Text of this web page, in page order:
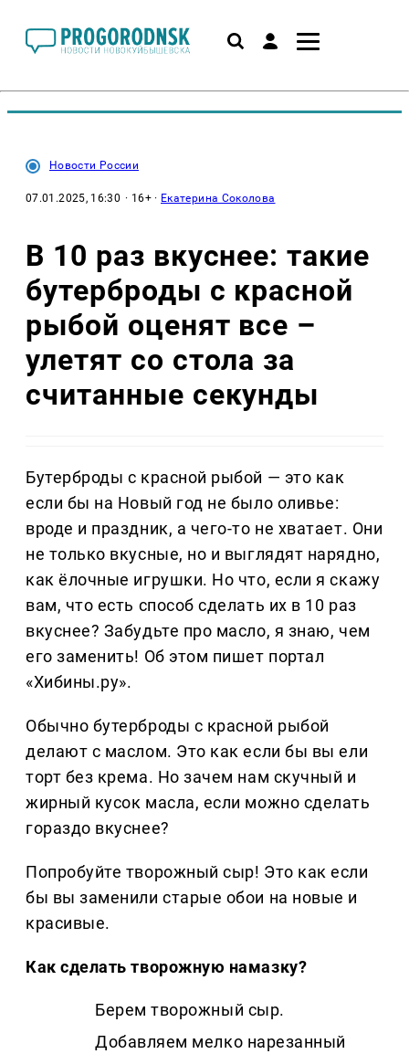
Новости России
07.01.2025, 16:30 · 16+ · Екатерина Соколова
В 10 раз вкуснее: такие
бутерброды с красной
рыбой оценят все –
улетят со стола за
считанные секунды
Бутерброды с красной рыбой — это как
если бы на Новый год не было оливье:
вроде и праздник, а чего-то не хватает. Они
не только вкусные, но и выглядят нарядно,
как ёлочные игрушки. Но что, если я скажу
вам, что есть способ сделать их в 10 раз
вкуснее? Забудьте про масло, я знаю, чем
его заменить! Об этом пишет портал
«Хибины.ру».
Обычно бутерброды с красной рыбой
делают с маслом. Это как если бы вы ели
торт без крема. Но зачем нам скучный и
жирный кусок масла, если можно сделать
гораздо вкуснее?
Попробуйте творожный сыр! Это как если
бы вы заменили старые обои на новые и
красивые.
Как сделать творожную намазку?
Берем творожный сыр.
Добавляем мелко нарезанный